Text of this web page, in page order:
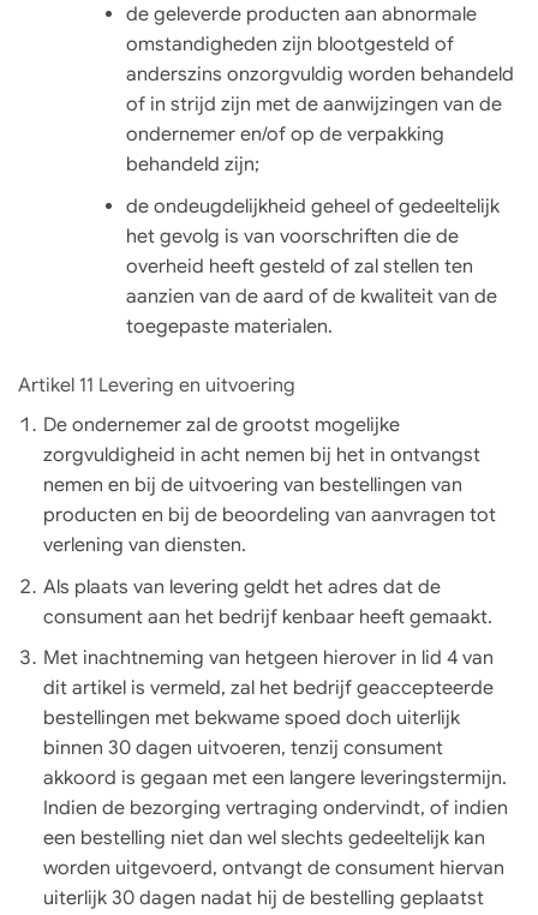
de geleverde producten aan abnormale
omstandigheden zijn blootgesteld of
anderszins onzorgvuldig worden behandeld
of in strijd zijn met de aanwijzingen van de
ondernemer en/of op de verpakking
behandeld zijn;
de ondeugdelijkheid geheel of gedeeltelijk
het gevolg is van voorschriften die de
overheid heeft gesteld of zal stellen ten
aanzien van de aard of de kwaliteit van de
toegepaste materialen.
Artikel 11 Levering en uitvoering
De ondernemer zal de grootst mogelijke
zorgvuldigheid in acht nemen bij het in ontvangst
nemen en bij de uitvoering van bestellingen van
producten en bij de beoordeling van aanvragen tot
verlening van diensten.
Als plaats van levering geldt het adres dat de
consument aan het bedrijf kenbaar heeft gemaakt.
Met inachtneming van hetgeen hierover in lid 4 van
dit artikel is vermeld, zal het bedrijf geaccepteerde
bestellingen met bekwame spoed doch uiterlijk
binnen 30 dagen uitvoeren, tenzij consument
akkoord is gegaan met een langere leveringstermijn.
Indien de bezorging vertraging ondervindt, of indien
een bestelling niet dan wel slechts gedeeltelijk kan
worden uitgevoerd, ontvangt de consument hiervan
uiterlijk 30 dagen nadat hij de bestelling geplaatst